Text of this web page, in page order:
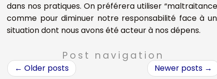
dans nos pratiques. On préférera utiliser
comme pour diminuer notre responsabilité face à
situation dont nous avons été acteur à nos dépens.
Post navigation
← Older posts Newer posts →